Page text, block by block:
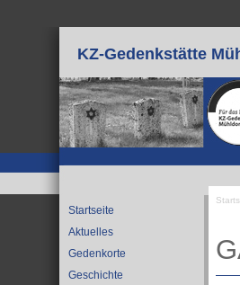
KZ-Gedenkstätte
Startseite
Aktuelles
Gedenkorte
Geschichte